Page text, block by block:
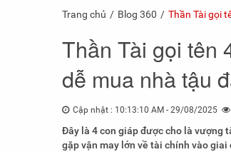
Trang chủ Blog 360 Thần Tài gọi
Thần Tài gọi tên
dễ mua nhà tậu
Cập nhật : 10:13:10 AM - 29/08/2025
Đây là 4 con giáp được cho là vượng
gặp vận may lớn về tài chính vào